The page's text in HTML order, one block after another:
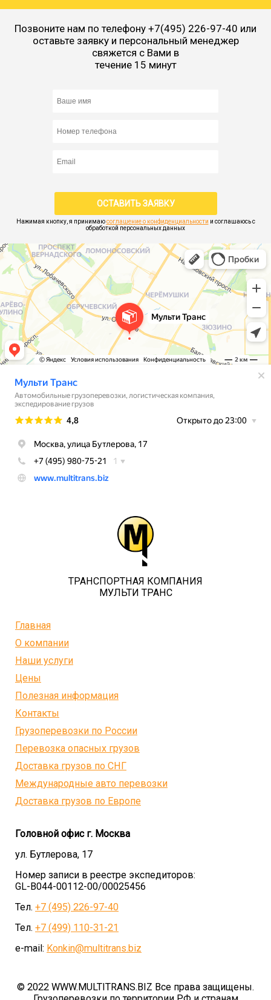
Позвоните нам по телефону +7(495) 226-97-40 или
оставьте заявку и персональный менеджер
свяжется с Вами в
течение 15 минут
Нажимая кнопку, я принимаюсоглашение о конфиденциальности и соглашаюсь с
обработкой персональных данных
ТРАНСПОРТНАЯ КОМПАНИЯ
МУЛЬТИ ТРАНС
Главная
О компании
Наши услуги
Цены
Полезная информация
Контакты
Грузоперевозки по России
Перевозка опасных грузов
Доставка грузов по СНГ
Международные авто перевозки
Доставка грузов по Европе
Головной офис г. Москва
ул. Бутлерова, 17
Номер записи в реестре экспедиторов:
GL-B044-00112-00/00025456
Тел. +7 (495) 226-97-40
Тел. +7 (499) 110-31-21
e-mail: Konkin@multitrans.biz
© 2022 WWW.MULTITRANS.BIZ Все права защищены.